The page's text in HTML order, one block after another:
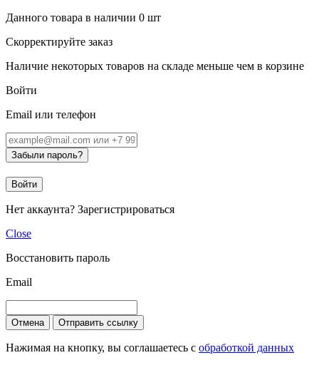
Данного товара в наличии 0 шт
Скорректируйте заказ
Наличие некоторых товаров на складе меньше чем в корзине
Войти
Email или телефон
Забыли пароль?
Войти
Нет аккаунта? Зарегистрироваться
Close
Восстановить пароль
Email
Отмена Отправить ссылку
Нажимая на кнопку, вы соглашаетесь с обработкой данных